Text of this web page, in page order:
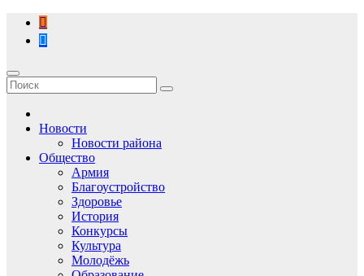
Перейти
содержимому
Новости
Новости района
Общество
Армия
Благоустройство
Здоровье
История
Конкурсы
Культура
Молодёжь